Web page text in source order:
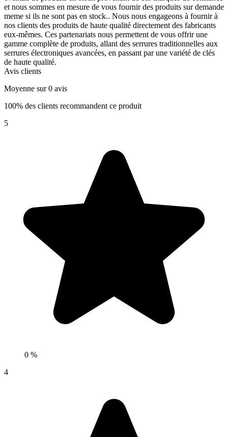
et nous sommes en mesure de vous fournir des produits sur demande
meme si ils ne sont pas en stock.. Nous nous engageons à fournir à
nos clients des produits de haute qualité directement des fabricants
eux-mêmes. Ces partenariats nous permettent de vous offrir une
gamme complète de produits, allant des serrures traditionnelles aux
serrures électroniques avancées, en passant par une variété de clés
de haute qualité.
Avis clients
Moyenne sur 0 avis
100% des clients recommandent ce produit
5
0 %
4